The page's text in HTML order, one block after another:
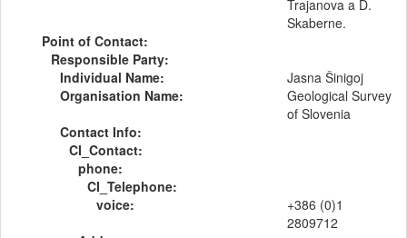
Trajanova a D.
Skaberne.
Point of Contact:
Responsible Party:
Individual Name:
Jasna Šinigoj
Organisation Name:
Geological Survey
of Slovenia
Contact Info:
CI_Contact:
phone:
CI_Telephone:
voice:
+386 (0)1
2809712